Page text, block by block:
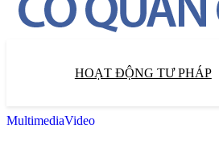
HOẠT ĐỘNG TƯ PHÁP
MultimediaVideo